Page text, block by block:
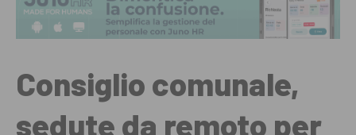
Consiglio comunale,
sedute da remoto per